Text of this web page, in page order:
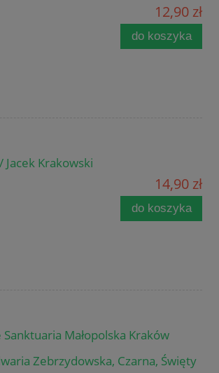
12,90 zł
do koszyka
Krakowski
14,90 zł
do koszyka
Małopolska Kraków
Zebrzydowska, Czarna, Święty